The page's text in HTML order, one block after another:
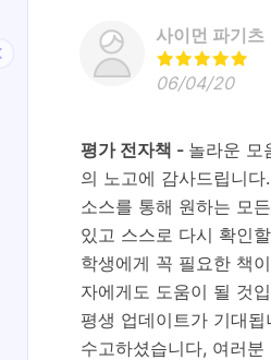
사이먼 파기츠
06/04/20
평가 전자책
놀라운 모
의 노고에 감사드립니
소스를 통해 원하는 모
있고 스스로 다시 확인
학생에게 꼭 필요한 책
자에게도 도움이 될 것
평생 업데이트가 기대됩
수고하셨습니다, 여러분